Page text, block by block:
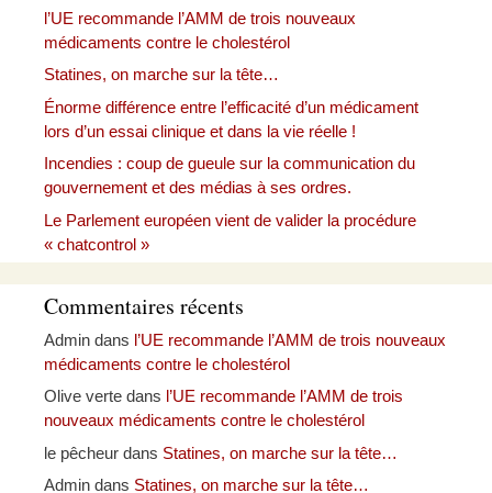
l’UE recommande l’AMM de trois nouveaux
médicaments contre le cholestérol
Statines, on marche sur la tête…
Énorme différence entre l’efficacité d’un médicament
lors d’un essai clinique et dans la vie réelle !
Incendies : coup de gueule sur la communication du
gouvernement et des médias à ses ordres.
Le Parlement européen vient de valider la procédure
« chatcontrol »
Commentaires récents
Admin dans l’UE recommande l’AMM de trois nouveaux
médicaments contre le cholestérol
Olive verte dans l’UE recommande l’AMM de trois
nouveaux médicaments contre le cholestérol
le pêcheur dans Statines, on marche sur la tête…
Admin dans Statines, on marche sur la tête…